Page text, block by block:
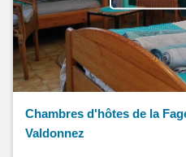
Chambres d'hôtes de la
Valdonnez